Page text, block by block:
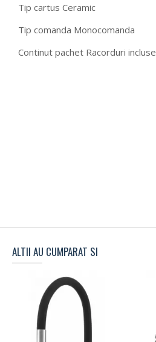
Tip cartus Ceramic
Tip comanda Monocomanda
Continut pachet Racorduri incluse
ALTII AU CUMPARAT SI